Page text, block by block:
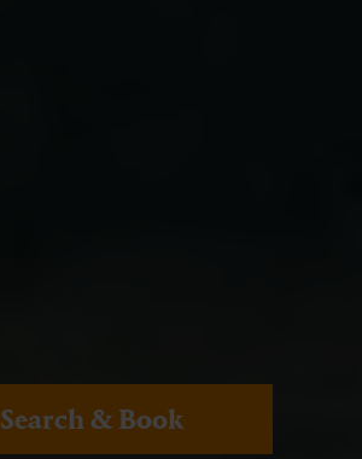
Search & Book